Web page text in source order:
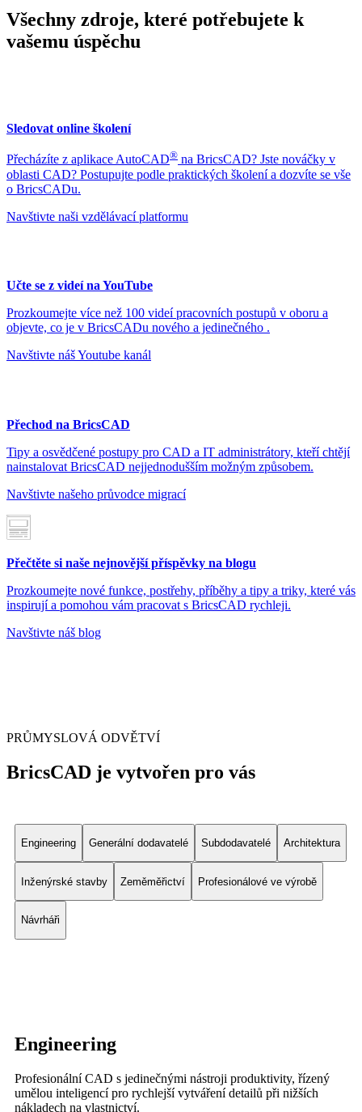
Všechny zdroje, které potřebujete k
vašemu úspěchu
Sledovat online školení
Přecházíte z aplikace AutoCAD® na BricsCAD? Jste nováčky v
oblasti CAD? Postupujte podle praktických školení a dozvíte se vše
o BricsCADu.
Navštivte naši vzdělávací platformu
Učte se z videí na YouTube
Prozkoumejte více než 100 videí pracovních postupů v oboru a
objevte, co je v BricsCADu nového a jedinečného .
Navštivte náš Youtube kanál
Přechod na BricsCAD
Tipy a osvědčené postupy pro CAD a IT administrátory, kteří chtějí
nainstalovat BricsCAD nejjednodušším možným způsobem.
Navštivte našeho průvodce migrací
Přečtěte si naše nejnovější příspěvky na blogu
Prozkoumejte nové funkce, postřehy, příběhy a tipy a triky, které vás
inspirují a pomohou vám pracovat s BricsCAD rychleji.
Navštivte náš blog
PRŮMYSLOVÁ ODVĚTVÍ
BricsCAD je vytvořen pro vás
Engineering Generální dodavatelé Subdodavatelé Architektura
Inženýrské stavby Zeměměřictví Profesionálové ve výrobě
Návrháři
Engineering
Profesionální CAD s jedinečnými nástroji produktivity, řízený
umělou inteligencí pro rychlejší vytváření detailů při nižších
nákladech na vlastnictví.